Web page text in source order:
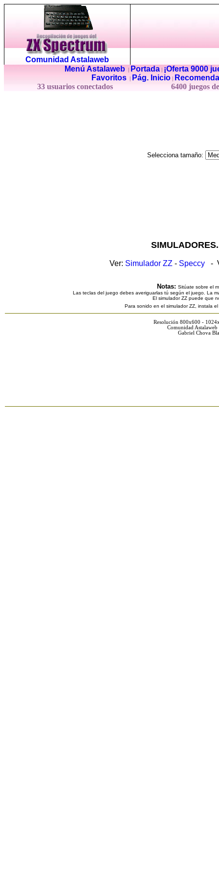
Comunidad Astalaweb
Menú Astalaweb| Portada|
¡Oferta 9000
Favoritos
Pág. Inicio
33 usuarios conectados
6400 juegos
Selecciona tamaño:
Ver: Simulador ZZ - Speccy -
Notas: Sitúate sobre el
Las teclas del juego debes averiguarlas tú según el juego. La
El simulador ZZ puede que
Para sonido en el simulador ZZ, instala
Resolución 800x600 -
Comunidad
Gabriel Chova